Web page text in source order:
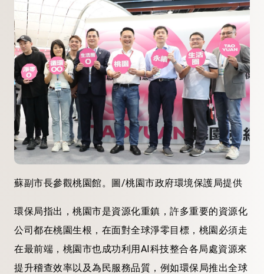
蘇副市長參觀桃園館。圖/桃園市政府環境保護局提供
環保局指出，桃園市是資源化重鎮，許多重要的資源化
公司都在桃園生根，在面對全球淨零目標，桃園必須走
在最前端，桃園市也成功利用AI科技整合各局處資源來
提升稽查效率以及為民服務品質，例如環保局推出全球